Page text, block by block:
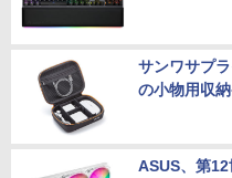
サンワサプ
の小物用収
ASUS、第